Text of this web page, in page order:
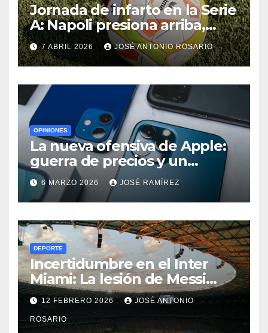
Jornada de infarto en la Serie
A: Napoli presiona arriba,
Juventus cumple y el
Udinese suma fuera de casa
7 ABRIL 2026 JOSÉ ANTONIO ROSARIO
OPINIONES
La nueva ofensiva de Apple:
guerra de precios y un
cambio histórico para el
iPhone 18
6 MARZO 2026 JOSÉ RAMÍREZ
DEPORTE
Incertidumbre en el Inter
Miami: La lesión de Messi
ensombrece el debut
goleador de Berterame
12 FEBRERO 2026 JOSÉ ANTONIO
ROSARIO